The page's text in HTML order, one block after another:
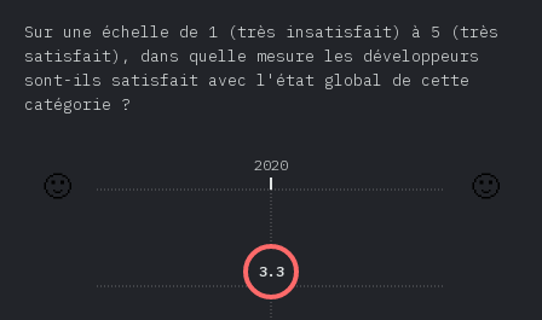
Sur une échelle de 1 (très insatisfait) à 5 (très
satisfait), dans quelle mesure les développeurs
sont-ils satisfait avec l'état global de cette
catégorie ?
2020
🙂
🙂
3.3